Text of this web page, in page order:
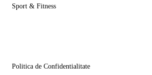
Sport & Fitness
Politica de Confidentialitate